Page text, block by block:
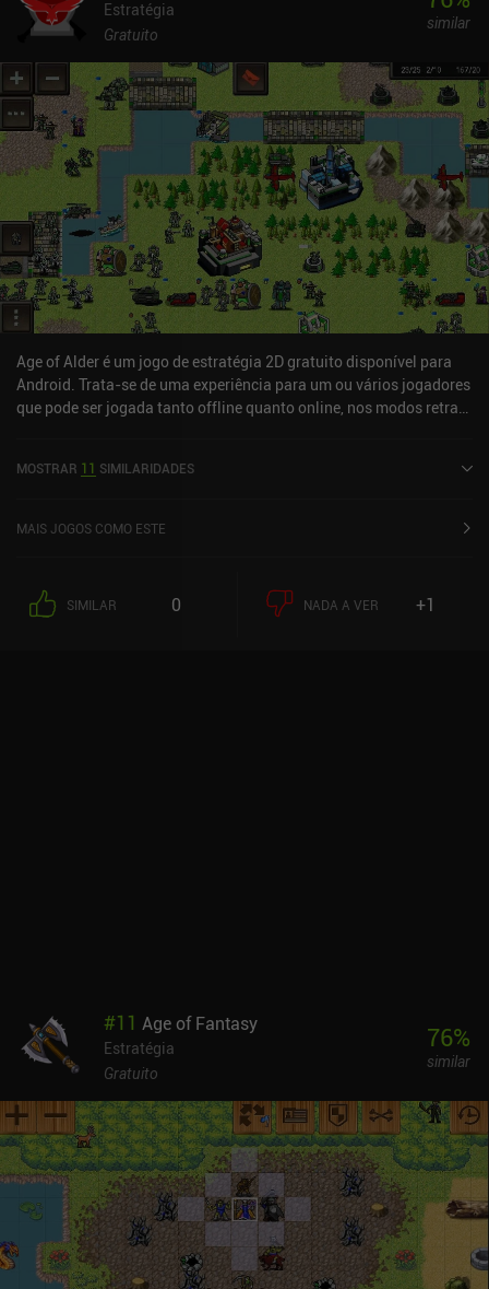
Estratégia
Gratuito
similar
Age of Alder é um jogo de estratégia 2D gratuito disponível para
Android. Trata-se de uma experiência para um ou vários jogadores
que pode ser jogada tanto offline quanto online, nos modos retrato
MOSTRAR 11 SIMILARIDADES
MAIS JOGOS COMO ESTE
SIMILAR 0 NADA A VER +1
#11 Age of Fantasy
Estratégia
Gratuito
76%
similar